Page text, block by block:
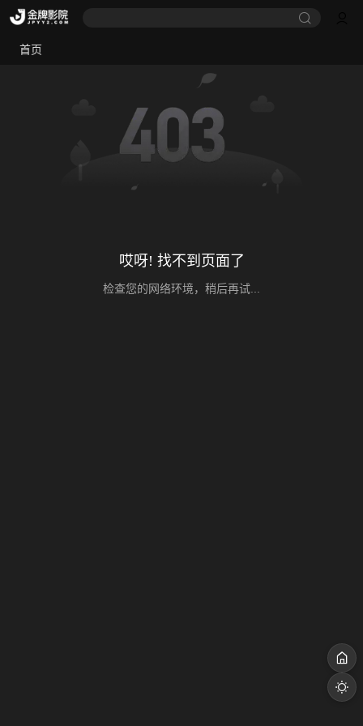
首页
哎呀! 找不到页面了
检查您的网络环境，稍后再试...